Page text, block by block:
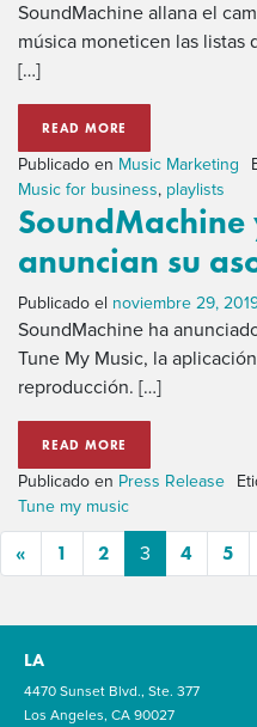
SoundMachine allana el
música moneticen las listas
[…]
READ MORE
Publicado en Music Marketing
Music for business, playlists
SoundMachine
anuncian su
Publicado el noviembre 29,
SoundMachine ha
Tune My Music, la
reproducción. […]
READ MORE
Publicado en Press Release
Tune my music
« 1 2 3 4 5
LA
4470 Sunset Blvd., Ste. 377
Los Angeles, CA 90027